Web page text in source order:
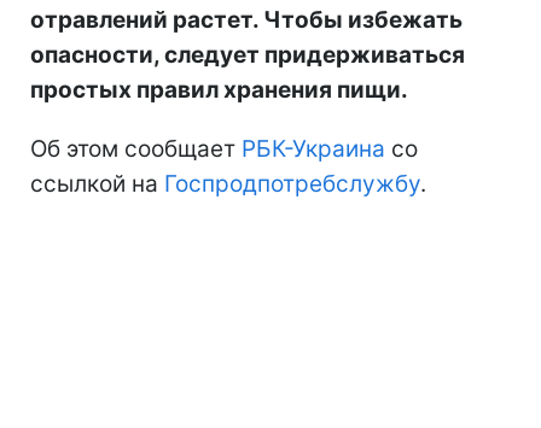
отравлений растет. Чтобы избежать
опасности, следует придерживаться
простых правил хранения пищи.
Об этом сообщает РБК-Украина со
ссылкой на Госпродпотребслужбу.